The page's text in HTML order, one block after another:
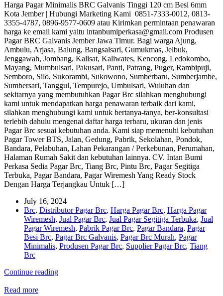
Harga Pagar Minimalis BRC Galvanis Tinggi 120 cm Besi 6mm
Kota Jember | Hubungi Marketing Kami 0851-7333-0012, 0813-
3355-4787, 0896-9577-0609 atau Kirimkan permintaan penawaran
harga ke email kami yaitu intanbumiperkasa@gmail.com Produsen
Pagar BRC Galvanis Jember Jawa Timur. Bagi warga Ajung,
Ambulu, Arjasa, Balung, Bangsalsari, Gumukmas, Jelbuk,
Jenggawah, Jombang, Kalisat, Kaliwates, Kencong, Ledokombo,
Mayang, Mumbulsari, Pakusari, Panti, Patrang, Puger, Rambipuji,
Semboro, Silo, Sukorambi, Sukowono, Sumberbaru, Sumberjambe,
Sumbersari, Tanggul, Tempurejo, Umbulsari, Wuluhan dan
sekitarnya yang membutuhkan Pagar Brc silahkan menghubungi
kami untuk mendapatkan harga penawaran terbaik dari kami,
silahkan menghubungi kami untuk bertanya-tanya, ber-konsultasi
terlebih dahulu mengenai daftar harga terbaru, ukuran dan jenis
Pagar Brc sesuai kebutuhan anda. Kami siap memenuhi kebutuhan
Pagar Tower BTS, Jalan, Gedung, Pabrik, Sekolahan, Pondok,
Bandara, Pelabuhan, Lahan Pekarangan / Perkebunan, Perumahan,
Halaman Rumah Sakit dan kebutuhan lainnya. CV. Intan Bumi
Perkasa Sedia Pagar Brc, Tiang Brc, Pintu Brc, Pagar Segitiga
Terbuka, Pagar Bandara, Pagar Wiremesh Yang Ready Stock
Dengan Harga Terjangkau Untuk […]
July 16, 2024
Brc, Distributor Pagar Brc, Harga Pagar Brc, Harga Pagar
Wiremesh, Jual Pagar Brc, Jual Pagar Segitiga Terbuka, Jual
Pagar Wiremesh, Pabrik Pagar Brc, Pagar Bandara, Pagar
Besi Brc, Pagar Brc Galvanis, Pagar Brc Murah, Pagar
Minimalis, Produsen Pagar Brc, Supplier Pagar Brc, Tiang
Brc
Continue reading
Read more